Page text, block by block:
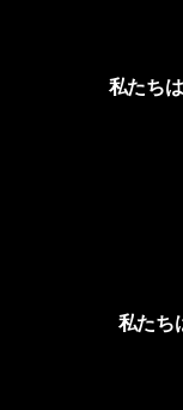
私たち
私たち